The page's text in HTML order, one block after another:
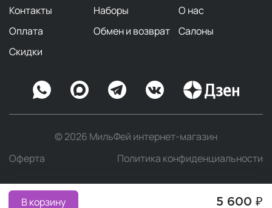
В корзину 5 600 ₽
Контакты
Наборы
О нас
Оплата
Обмен и возврат
Салоны
Скидки
© 2026 МильФей интернет-магазин
Оферта
Политика конфиденциальности